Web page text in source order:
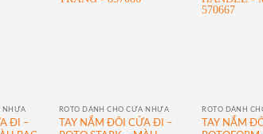
NHỰA
ĐI –
ROTO DÀNH CHO CỬA NHỰA
TAY NẮM ĐÔI CỬA ĐI –
ROTO DÀNH
TAY NẮM